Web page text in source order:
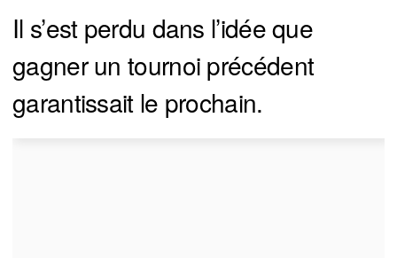
Il s’est perdu dans l’idée que
gagner un tournoi précédent
garantissait le prochain.